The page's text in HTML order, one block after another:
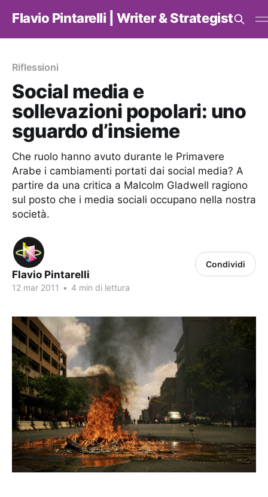
Flavio Pintarelli | Writer & Strategist
Riflessioni
Social media e
sollevazioni popolari: uno
sguardo d’insieme
Che ruolo hanno avuto durante le Primavere
Arabe i cambiamenti portati dai social media? A
partire da una critica a Malcolm Gladwell ragiono
sul posto che i media sociali occupano nella nostra
società.
Flavio Pintarelli
12 mar 2011 • 4 min di lettura
Condividi